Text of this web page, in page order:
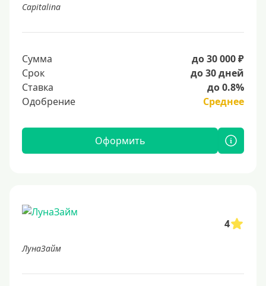
Capitalina
Сумма
до 30 000 ₽
Срок
до 30 дней
Ставка
до 0.8%
Одобрение
Среднее
Оформить
4
ЛунаЗайм